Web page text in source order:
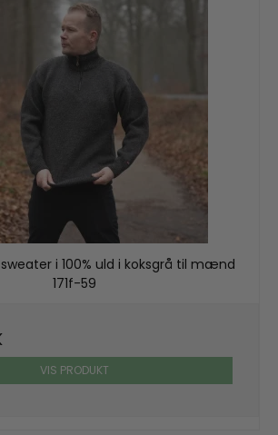
sweater i 100% uld i koksgrå til mænd
171f-59
VIS PRODUKT